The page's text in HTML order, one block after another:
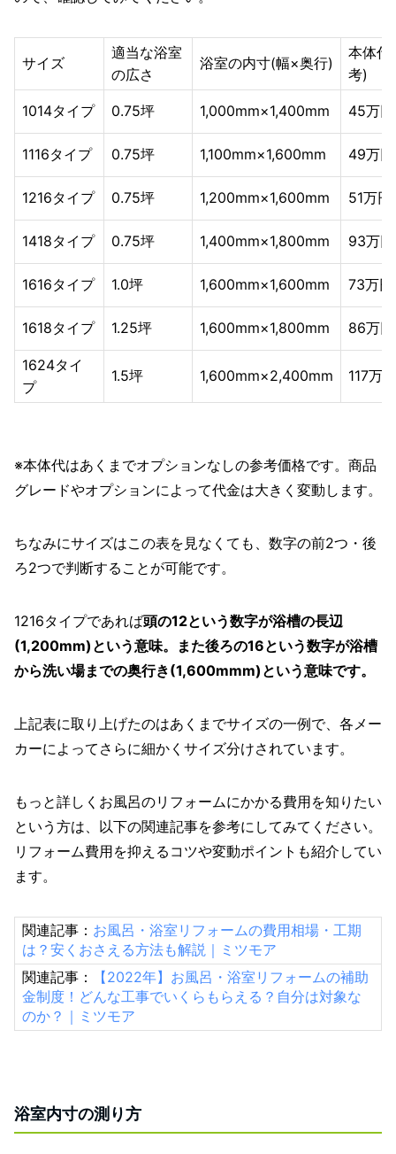
サイズ
適当な浴室
の広さ
浴室の内寸(幅×奥行)
本体代
考)
1014タイプ 0.75坪 1,000mm×1,400mm 45万
1116タイプ 0.75坪 1,100mm×1,600mm 49万
1216タイプ 0.75坪 1,200mm×1,600mm 51万円
1418タイプ 0.75坪 1,400mm×1,800mm 93万
1616タイプ 1.0坪 1,600mm×1,600mm 73万
1618タイプ 1.25坪 1,600mm×1,800mm 86万
1624タイ
プ
1.5坪 1,600mm×2,400mm 117万
※本体代はあくまでオプションなしの参考価格です。商品
グレードやオプションによって代金は大きく変動します。
ちなみにサイズはこの表を見なくても、数字の前2つ・後
ろ2つで判断することが可能です。
1216タイプであれば頭の12という数字が浴槽の長辺
(1,200mm)という意味。また後ろの16という数字が浴槽
から洗い場までの奥行き(1,600mmm)という意味です。
上記表に取り上げたのはあくまでサイズの一例で、各メー
カーによってさらに細かくサイズ分けされています。
もっと詳しくお風呂のリフォームにかかる費用を知りたい
という方は、以下の関連記事を参考にしてみてください。
リフォーム費用を抑えるコツや変動ポイントも紹介してい
ます。
関連記事： お風呂・浴室リフォームの費用相場・工期
は？安くおさえる方法も解説｜ミツモア
関連記事：
【2022年】お風呂・浴室リフォームの補助
金制度！どんな工事でいくらもらえる？自分は対象な
のか？｜ミツモア
浴室内寸の測り方